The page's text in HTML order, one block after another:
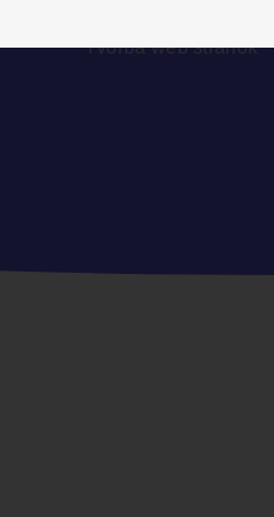
Tvorba web stránok